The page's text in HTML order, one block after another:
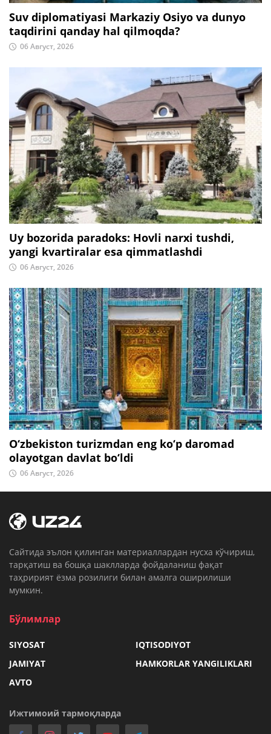
Suv diplomatiyasi Markaziy Osiyo va dunyo
taqdirini qanday hal qilmoqda?
06 Август, 2026
Uy bozorida paradoks: Hovli narxi tushdi,
yangi kvartiralar esa qimmatlashdi
06 Август, 2026
O‘zbekiston turizmdan eng ko‘p daromad
olayotgan davlat bo‘ldi
06 Август, 2026
Cайтида эълон қилинган материаллардан нусха кўчириш,
тарқатиш ва бошқа шаклларда фойдаланиш фақат
таҳририят ёзма розилиги билан амалга оширилиши
мумкин.
Бўлимлар
SIYOSAT
IQTISODIYOT
JAMIYAT
HAMKORLAR YANGILIKLARI
AVTO
Ижтимоий тармоқларда